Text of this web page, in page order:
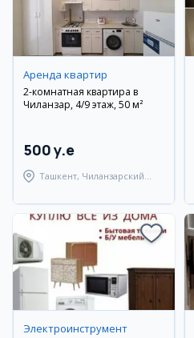
Аренда квартир
2-комнатная квартира в
Чиланзар, 4/9 этаж, 50 м²
500 y.e
Ташкент, Чиланзарский
Электроинструмент